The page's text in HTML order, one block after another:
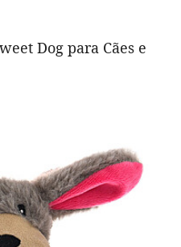
Dog para Cães e